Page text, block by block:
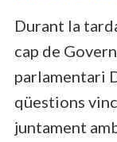
Durant la
cap de
parlamentari
qüestions
juntament